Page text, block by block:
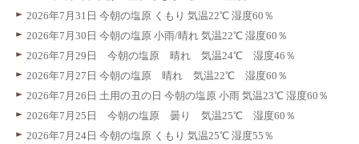
2026年7月31日 今朝の塩原 くもり 気温22℃ 湿度60％
2026年7月30日 今朝の塩原 小雨/晴れ 気温22℃ 湿度60％
2026年7月29日 今朝の塩原 晴れ 気温24℃ 湿度46％
2026年7月27日 今朝の塩原 晴れ 気温22℃ 湿度60％
2026年7月26日 土用の丑の日 今朝の塩原 小雨 気温23℃ 湿度60％
2026年7月25日 今朝の塩原 曇り 気温25℃ 湿度60％
2026年7月24日 今朝の塩原 くもり 気温25℃ 湿度55％